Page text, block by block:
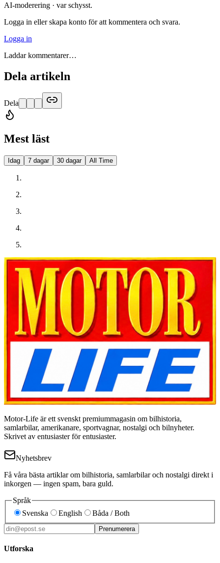
AI-moderering · var schysst.
Logga in eller skapa konto för att kommentera och svara.
Logga in
Laddar kommentarer…
Dela artikeln
Dela
Mest läst
Idag 7 dagar 30 dagar All Time
Motor-Life är ett svenskt premiummagasin om bilhistoria,
samlarbilar, amerikanare, sportvagnar, nostalgi och bilnyheter.
Skrivet av entusiaster för entusiaster.
Nyhetsbrev
Få våra bästa artiklar om bilhistoria, samlarbilar och nostalgi direkt i
inkorgen — ingen spam, bara guld.
Språk
Svenska
English Båda / Both
Prenumerera
Utforska